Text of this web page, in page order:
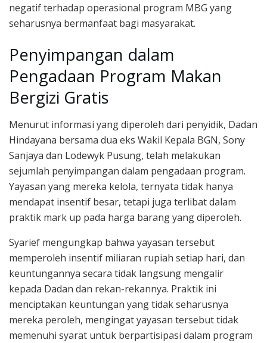
negatif terhadap operasional program MBG yang
seharusnya bermanfaat bagi masyarakat.
Penyimpangan dalam
Pengadaan Program Makan
Bergizi Gratis
Menurut informasi yang diperoleh dari penyidik, Dadan
Hindayana bersama dua eks Wakil Kepala BGN, Sony
Sanjaya dan Lodewyk Pusung, telah melakukan
sejumlah penyimpangan dalam pengadaan program.
Yayasan yang mereka kelola, ternyata tidak hanya
mendapat insentif besar, tetapi juga terlibat dalam
praktik mark up pada harga barang yang diperoleh.
Syarief mengungkap bahwa yayasan tersebut
memperoleh insentif miliaran rupiah setiap hari, dan
keuntungannya secara tidak langsung mengalir
kepada Dadan dan rekan-rekannya. Praktik ini
menciptakan keuntungan yang tidak seharusnya
mereka peroleh, mengingat yayasan tersebut tidak
memenuhi syarat untuk berpartisipasi dalam program